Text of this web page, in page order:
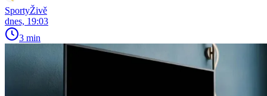
SportyŽivě
dnes, 19:03
3 min